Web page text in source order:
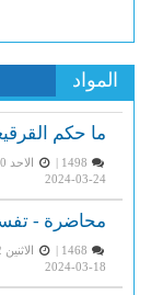
المواد
ما حكم
الاحد AM 01:50
2024-03-24
محاضرة -
الاثنين PM 12:22
2024-03-18